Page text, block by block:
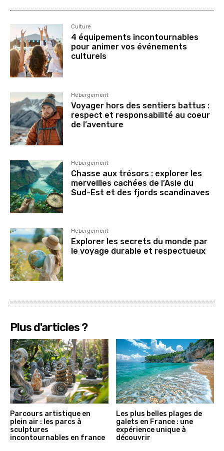
Culture
4 équipements incontournables
pour animer vos événements
culturels
Hébergement
Voyager hors des sentiers battus :
respect et responsabilité au coeur
de l’aventure
Hébergement
Chasse aux trésors : explorer les
merveilles cachées de l’Asie du
Sud-Est et des fjords scandinaves
Hébergement
Explorer les secrets du monde par
le voyage durable et respectueux
Plus d'articles ?
Parcours artistique en
plein air : les parcs à
sculptures
incontournables en france
Les plus belles plages de
galets en France : une
expérience unique à
découvrir